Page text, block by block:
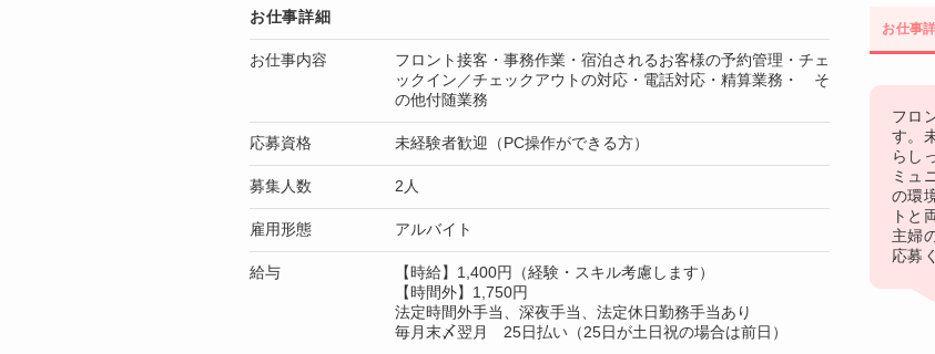
お仕事
フロ
す。
らし
ミュ
の環
トと
主婦
応募
お仕事詳細
お仕事内容
フロント接客・事務作業・宿泊されるお客様の予約管理・チェ
ックイン／チェックアウトの対応・電話対応・精算業務・ そ
の他付随業務
応募資格 未経験者歓迎（PC操作ができる方）
募集人数 2人
雇用形態 アルバイト
給与
【時給】1,400円（経験・スキル考慮します）
【時間外】1,750円
法定時間外手当、深夜手当、法定休日勤務手当あり
毎月末〆翌月 25日払い（25日が土日祝の場合は前日）